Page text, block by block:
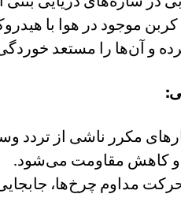
و آن‌ها را مستعد
مکرر ناشی از تردد
و کاهش مقاومت می‌شود.
مداوم چرخ‌ها،